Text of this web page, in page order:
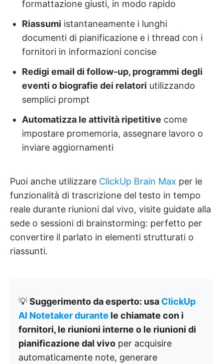
formattazione giusti, in modo rapido
Riassumi istantaneamente i lunghi
documenti di pianificazione e i thread con i
fornitori in informazioni concise
Redigi email di follow-up, programmi degli
eventi o biografie dei relatori utilizzando
semplici prompt
Automatizza le attività ripetitive come
impostare promemoria, assegnare lavoro o
inviare aggiornamenti
Puoi anche utilizzare ClickUp Brain Max per le
funzionalità di trascrizione del testo in tempo
reale durante riunioni dal vivo, visite guidate alla
sede o sessioni di brainstorming: perfetto per
convertire il parlato in elementi strutturati o
riassunti.
💡Suggerimento da esperto: usa ClickUp
AI Notetaker durante le chiamate con i
fornitori, le riunioni interne o le riunioni di
pianificazione dal vivo per acquisire
automaticamente note, generare